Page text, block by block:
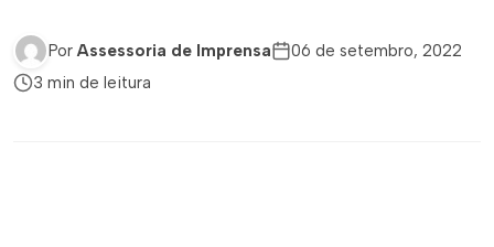
Por Assessoria de Imprensa
06 de setembro, 2022
3 min de leitura